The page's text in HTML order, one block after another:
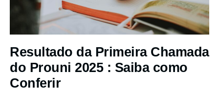
Resultado da Primeira Chamada
do Prouni 2025 : Saiba como
Conferir